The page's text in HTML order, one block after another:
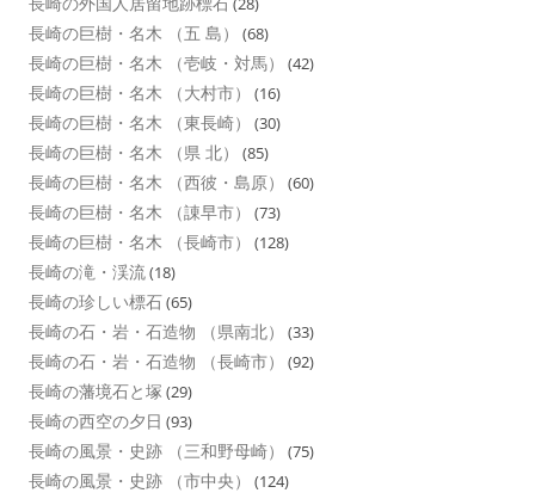
長崎の巨樹・名木 （五 島） (68)
長崎の巨樹・名木 （壱岐・対馬） (42)
長崎の巨樹・名木 （大村市） (16)
長崎の巨樹・名木 （東長崎） (30)
長崎の巨樹・名木 （県 北） (85)
長崎の巨樹・名木 （西彼・島原） (60)
長崎の巨樹・名木 （諌早市） (73)
長崎の巨樹・名木 （長崎市） (128)
長崎の滝・渓流(18)
長崎の珍しい標石(65)
長崎の石・岩・石造物 （県南北） (33)
長崎の石・岩・石造物 （長崎市） (92)
長崎の藩境石と塚 (29)
長崎の西空の夕日 (93)
長崎の風景・史跡 （三和野母崎） (75)
長崎の風景・史跡 （市中央） (124)